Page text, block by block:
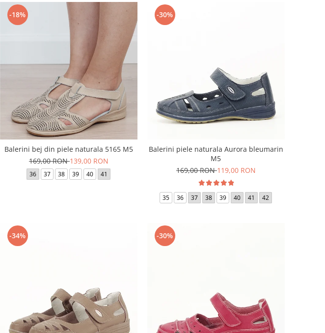
-18%
Balerini bej din piele naturala 5165 M5
169,00 RON139,00 RON
36 37 38 39 40 41
-30%
Balerini piele naturala Aurora bleumarin
M5
169,00 RON119,00 RON
35 36 37 38 39 40 41 42
-34% -30%